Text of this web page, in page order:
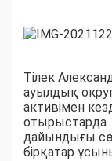
Тілек
ауылдық
активімен
отырыстарда
дайындығы
бірқатар